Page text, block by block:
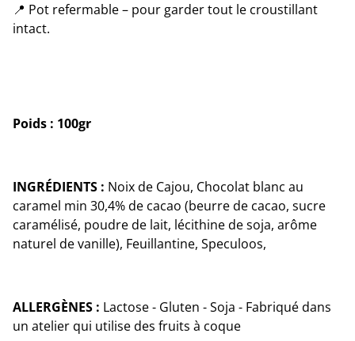
📍 Pot refermable – pour garder tout le croustillant
intact.
Poids : 100gr
INGRÉDIENTS : Noix de Cajou, Chocolat blanc au
caramel min 30,4% de cacao (beurre de cacao, sucre
caramélisé, poudre de lait, lécithine de soja, arôme
naturel de vanille), Feuillantine, Speculoos,
ALLERGÈNES : Lactose - Gluten - Soja - Fabriqué dans
un atelier qui utilise des fruits à coque